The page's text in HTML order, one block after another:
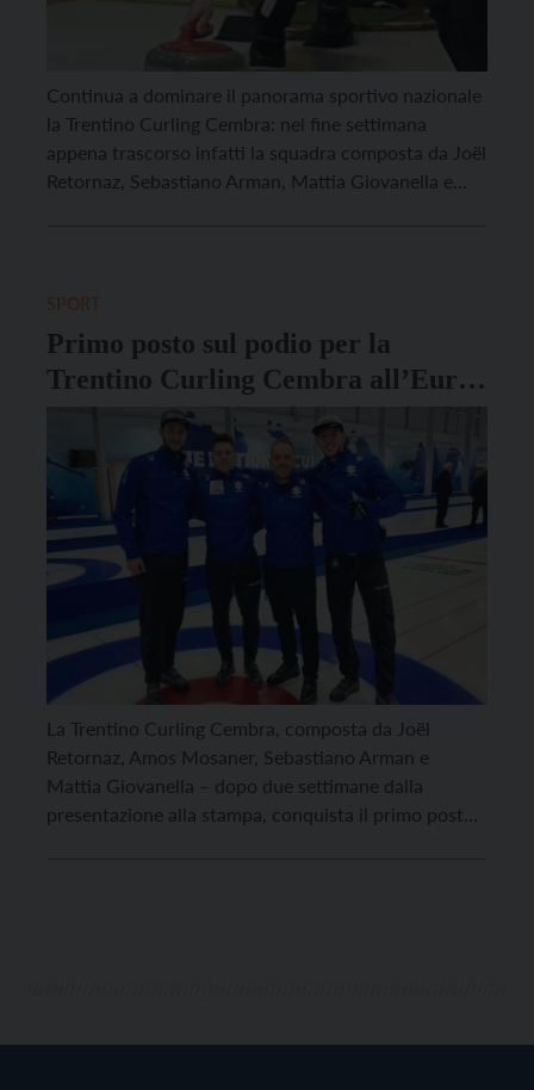
Continua a dominare il panorama sportivo nazionale
la Trentino Curling Cembra: nel fine settimana
appena trascorso infatti la squadra composta da Joël
Retornaz, Sebastiano Arman, Mattia Giovanella e
Primo posto sul podio per la
Trentino Curling Cembra all’Euro
Super Series 2022
La Trentino Curling Cembra, composta da Joël
Retornaz, Amos Mosaner, Sebastiano Arman e
Mattia Giovanella – dopo due settimane dalla
presentazione alla stampa, conquista il primo posto